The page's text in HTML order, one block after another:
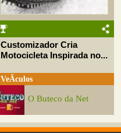
Customizador Cria
Motocicleta Inspirada no...
VeÃ­culos
O Buteco da Net